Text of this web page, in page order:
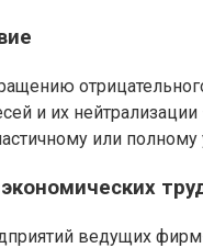
и их
или
ведущих